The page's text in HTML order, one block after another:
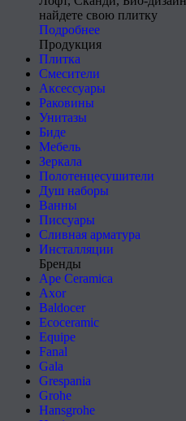
найдете свою плитку
Подробнее
Продукция
Плитка
Смесители
Аксессуары
Раковины
Унитазы
Биде
Мебель
Зеркала
Полотенцесушители
Душ наборы
Ванны
Писсуары
Сливная арматура
Инсталляции
Бренды
Ape Ceramica
Axor
Baldocer
Ecoceramic
Equipe
Fanal
Gala
Grespania
Grohe
Hansgrohe